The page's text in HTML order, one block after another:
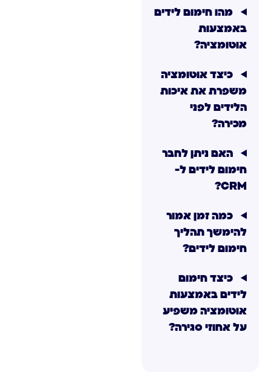
מהו חימום לידים
באמצעות
אוטומציה?
כיצד אוטומציה
משפרת את איכות
הלידים לפני
מכירה?
האם ניתן לחבר
חימום לידים ל-
CRM?
כמה זמן אמור
להימשך תהליך
חימום לידים?
כיצד חימום
לידים באמצעות
אוטומציה משפיע
על אחוזי סגירה?